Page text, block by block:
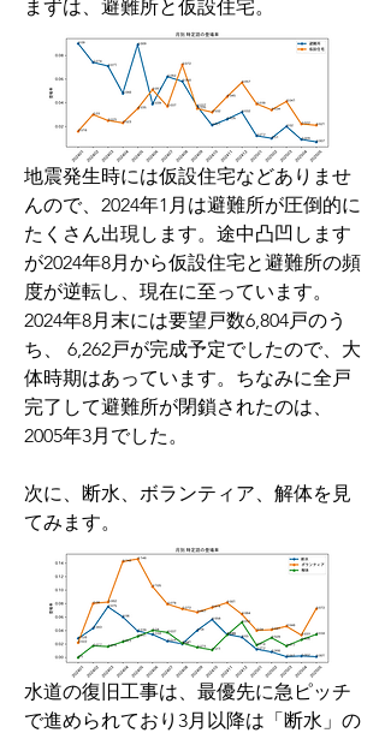
まずは、避難所と仮設住宅。
地震発生時には仮設住宅などありませ
んので、2024年1月は避難所が圧倒的に
たくさん出現します。途中凸凹します
が2024年8月から仮設住宅と避難所の頻
度が逆転し、現在に至っています。
2024年8月末には要望戸数6,804戸のう
ち、 6,262戸が完成予定でしたので、大
体時期はあっています。ちなみに全戸
完了して避難所が閉鎖されたのは、
2005年3月でした。
次に、断水、ボランティア、解体を見
てみます。
水道の復旧工事は、最優先に急ピッチ
で進められており3月以降は「断水」の